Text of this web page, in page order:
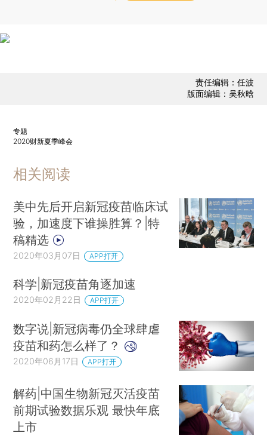
责任编辑：任波
版面编辑：吴秋晗
专题
2020财新夏季峰会
相关阅读
美中先后开启新冠疫苗临床试
验，加速度下谁操胜算？|特
稿精选
2020年03月07日 APP打开
科学|新冠疫苗角逐加速
2020年02月22日 APP打开
数字说|新冠病毒仍全球肆虐
疫苗和药怎么样了？
2020年06月17日 APP打开
解药|中国生物新冠灭活疫苗
前期试验数据乐观 最快年底
上市